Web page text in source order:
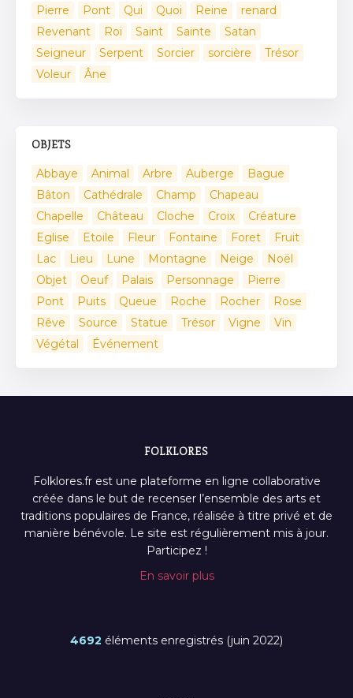
Pierre
Pont Qui Quoi Reine
renard
Revenant
Roi Saint Sainte
Satan
Seigneur
Serpent Sorcier sorcière
Trésor
Voleur
Âne
OBJETS
Abbaye Animal Arbre Auberge
Bague
Bâton
Cathédrale Champ
Chapeau
Chapelle
Château Cloche Croix
Créature
Eglise
Etoile Fleur Fontaine Foret
Fruit
Lac
Lieu Lune Montagne Neige
Noël
Objet
Oeuf Palais Personnage
Pierre
Pont
Puits Queue Roche Rocher
Rose
Rêve
Source Statue Trésor Vigne
Vin
Végétal
Événement
FOLKLORES
Folklores.fr est une plateforme en ligne collaborative
créée dans le but de recenser l’ensemble des arts et
traditions populaires de France, réalisée à titre privé et de
manière bénévole. Le site est régulièrement mis à jour.
Participez !
En savoir plus
4692 éléments enregistrés (juin 2022)